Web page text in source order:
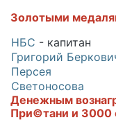
Золотыми
НБС - капитан
Григорий
Персея
Светоносова
Денежным
При©тани и 3000